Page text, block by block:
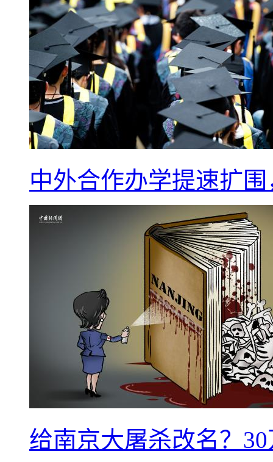
中外合作办学提速扩
给南京大屠杀改名？